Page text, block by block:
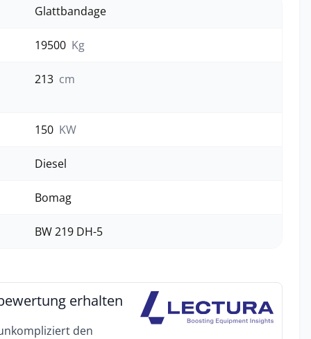
Glattbandage
19500 Kg
213 cm
150 KW
Diesel
Bomag
BW 219 DH-5
erhalten
den